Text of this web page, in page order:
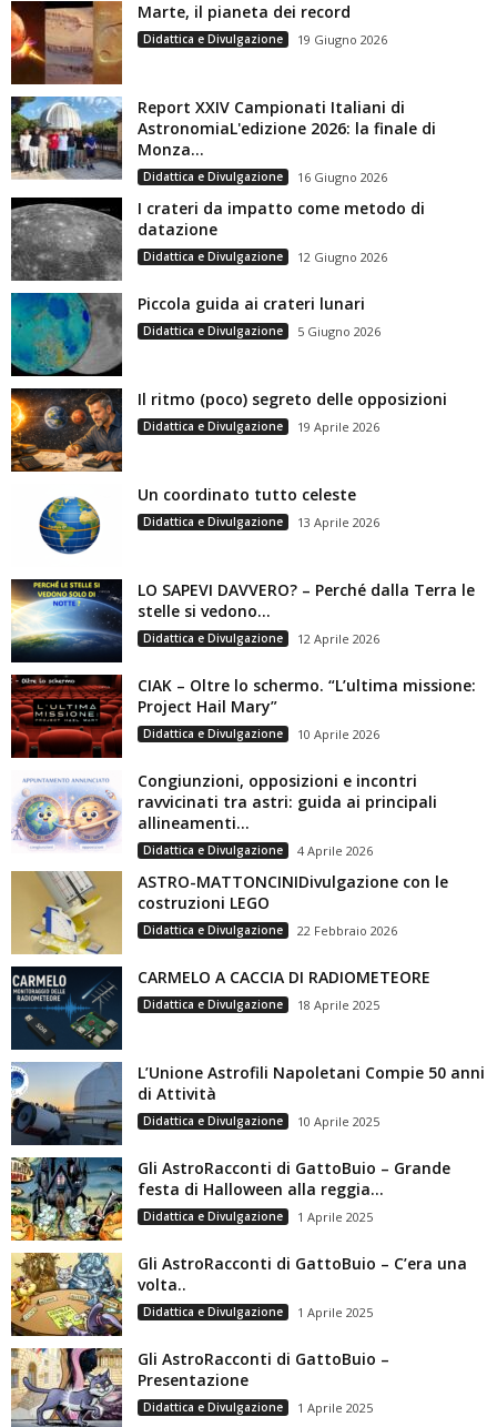
Marte, il pianeta dei record
Didattica e Divulgazione 19 Giugno 2026
Report XXIV Campionati Italiani di
AstronomiaL'edizione 2026: la finale di
Monza...
Didattica e Divulgazione 16 Giugno 2026
I crateri da impatto come metodo di
datazione
Didattica e Divulgazione 12 Giugno 2026
Piccola guida ai crateri lunari
Didattica e Divulgazione 5 Giugno 2026
Il ritmo (poco) segreto delle opposizioni
Didattica e Divulgazione 19 Aprile 2026
Un coordinato tutto celeste
Didattica e Divulgazione 13 Aprile 2026
LO SAPEVI DAVVERO? – Perché dalla Terra le
stelle si vedono...
Didattica e Divulgazione 12 Aprile 2026
CIAK – Oltre lo schermo. “L’ultima missione:
Project Hail Mary”
Didattica e Divulgazione 10 Aprile 2026
Congiunzioni, opposizioni e incontri
ravvicinati tra astri: guida ai principali
allineamenti...
Didattica e Divulgazione 4 Aprile 2026
ASTRO-MATTONCINIDivulgazione con le
costruzioni LEGO
Didattica e Divulgazione 22 Febbraio 2026
CARMELO A CACCIA DI RADIOMETEORE
Didattica e Divulgazione 18 Aprile 2025
L’Unione Astrofili Napoletani Compie 50 anni
di Attività
Didattica e Divulgazione 10 Aprile 2025
Gli AstroRacconti di GattoBuio – Grande
festa di Halloween alla reggia...
Didattica e Divulgazione 1 Aprile 2025
Gli AstroRacconti di GattoBuio – C’era una
volta..
Didattica e Divulgazione 1 Aprile 2025
Gli AstroRacconti di GattoBuio –
Presentazione
Didattica e Divulgazione 1 Aprile 2025